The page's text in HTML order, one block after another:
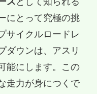
にとって究極の挑
サイクルロードレ
ダウンは、アスリ
能にします。この
走力が身につくで